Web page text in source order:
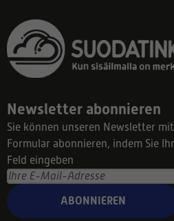
Newsletter abonnieren
Sie können unseren Newsletter
Formular abonnieren, indem Sie
Feld eingeben
ABONNIEREN